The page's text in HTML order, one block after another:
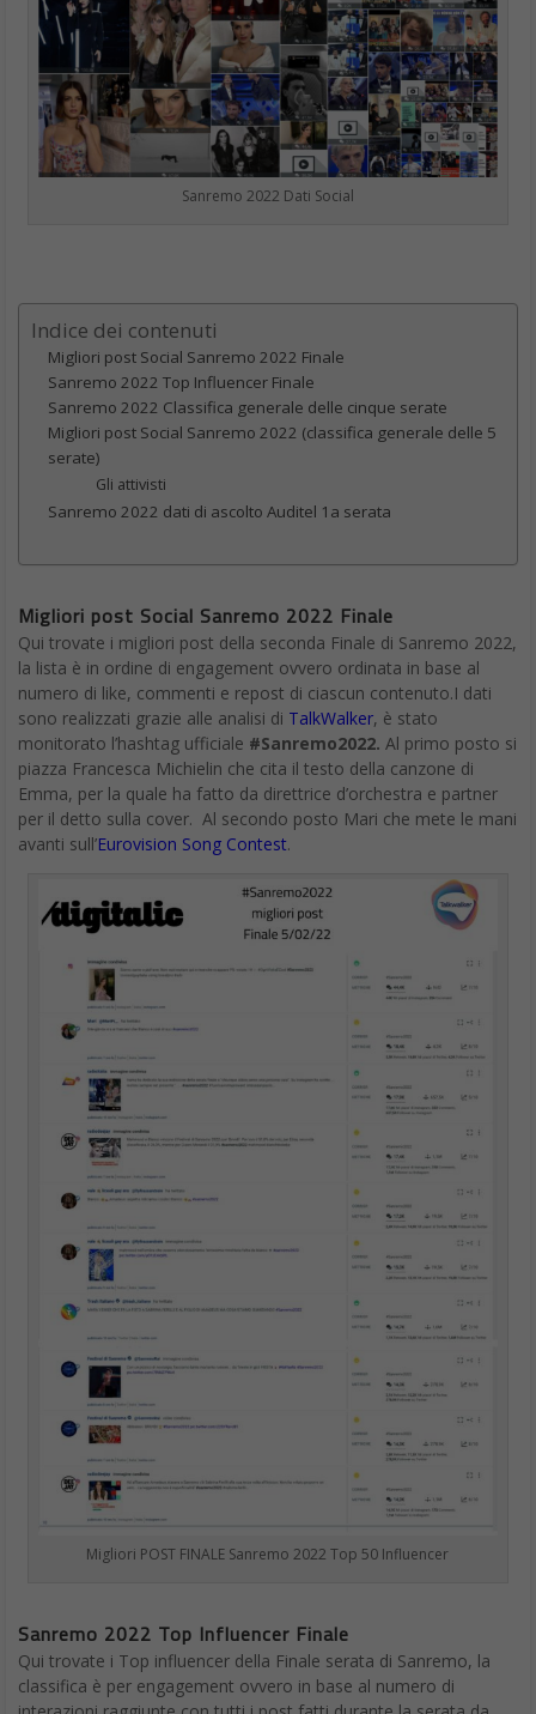
Sanremo 2022 Dati Social
Indice dei contenuti
Migliori post Social Sanremo 2022 Finale
Sanremo 2022 Top Influencer Finale
Sanremo 2022 Classifica generale delle cinque serate
Migliori post Social Sanremo 2022 (classifica generale delle 5
serate)
Gli attivisti
Sanremo 2022 dati di ascolto Auditel 1a serata
Migliori post Social Sanremo 2022 Finale
Qui trovate i migliori post della seconda Finale di Sanremo 2022,
la lista è in ordine di engagement ovvero ordinata in base al
numero di like, commenti e repost di ciascun contenuto.I dati
sono realizzati grazie alle analisi di TalkWalker, è stato
monitorato l’hashtag ufficiale #Sanremo2022. Al primo posto si
piazza Francesca Michielin che cita il testo della canzone di
Emma, per la quale ha fatto da direttrice d’orchestra e partner
per il detto sulla cover. Al secondo posto Mari che mete le mani
avanti sull’Eurovision Song Contest.
Migliori POST FINALE Sanremo 2022 Top 50 Influencer
Sanremo 2022 Top Influencer Finale
Qui trovate i Top influencer della Finale serata di Sanremo, la
classifica è per engagement ovvero in base al numero di